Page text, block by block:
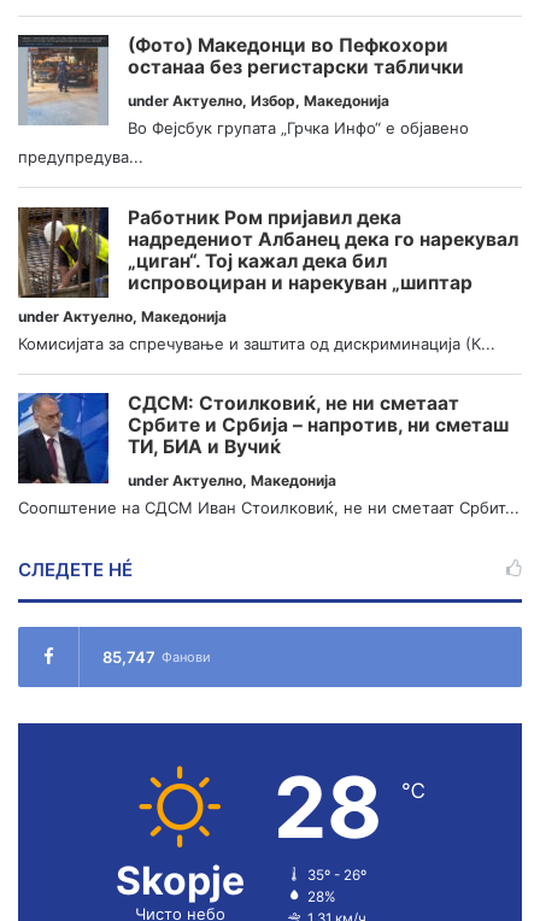
(Фото) Македонци во Пефкохори
останаа без регистарски таблички
under Актуелно, Избор, Македонија
Во Фејсбук групата „Грчка Инфо“ е објавено
предупредува...
Работник Ром пријавил дека
надредениот Албанец дека го нарекувал
„циган“. Тој кажал дека бил
испровоциран и нарекуван „шиптар
under Актуелно, Македонија
Комисијата за спречување и заштита од дискриминација (К...
СДСМ: Стоилковиќ, не ни сметаат
Србите и Србија – напротив, ни сметаш
ТИ, БИА и Вучиќ
under Актуелно, Македонија
Соопштение на СДСМ Иван Стоилковиќ, не ни сметаат Србит...
СЛЕДЕТЕ НÉ
85,747 Фанови
Skopje
Чисто небо
28 ℃
35º - 26º
28%